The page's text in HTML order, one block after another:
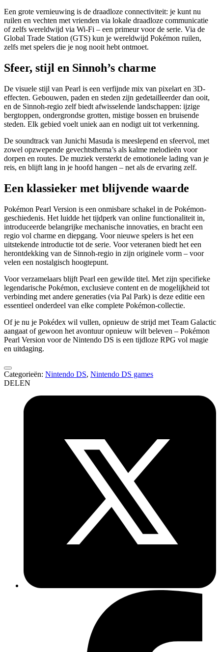
Een grote vernieuwing is de draadloze connectiviteit: je kunt nu
ruilen en vechten met vrienden via lokale draadloze communicatie
of zelfs wereldwijd via Wi-Fi – een primeur voor de serie. Via de
Global Trade Station (GTS) kun je wereldwijd Pokémon ruilen,
zelfs met spelers die je nog nooit hebt ontmoet.
Sfeer, stijl en Sinnoh’s charme
De visuele stijl van Pearl is een verfijnde mix van pixelart en 3D-
effecten. Gebouwen, paden en steden zijn gedetailleerder dan ooit,
en de Sinnoh-regio zelf biedt afwisselende landschappen: ijzige
bergtoppen, ondergrondse grotten, mistige bossen en bruisende
steden. Elk gebied voelt uniek aan en nodigt uit tot verkenning.
De soundtrack van Junichi Masuda is meeslepend en sfeervol, met
zowel opzwepende gevechtsthema’s als kalme melodieën voor
dorpen en routes. De muziek versterkt de emotionele lading van je
reis, en blijft lang in je hoofd hangen – net als de ervaring zelf.
Een klassieker met blijvende waarde
Pokémon Pearl Version is een onmisbare schakel in de Pokémon-
geschiedenis. Het luidde het tijdperk van online functionaliteit in,
introduceerde belangrijke mechanische innovaties, en bracht een
regio vol charme en diepgang. Voor nieuwe spelers is het een
uitstekende introductie tot de serie. Voor veteranen biedt het een
herontdekking van de Sinnoh-regio in zijn originele vorm – voor
velen een nostalgisch hoogtepunt.
Voor verzamelaars blijft Pearl een gewilde titel. Met zijn specifieke
legendarische Pokémon, exclusieve content en de mogelijkheid tot
verbinding met andere generaties (via Pal Park) is deze editie een
essentieel onderdeel van elke complete Pokémon-collectie.
Of je nu je Pokédex wil vullen, opnieuw de strijd met Team Galactic
aangaat of gewoon het avontuur opnieuw wilt beleven – Pokémon
Pearl Version voor de Nintendo DS is een tijdloze RPG vol magie
en uitdaging.
Categorieën: Nintendo DS, Nintendo DS games
DELEN